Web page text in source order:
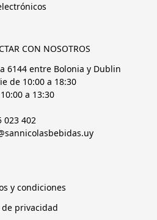
CON NOSOTROS
6144 entre Bolonia y Dublin
de 10:00 a 18:30
a 13:30
023 402
y condiciones
de privacidad